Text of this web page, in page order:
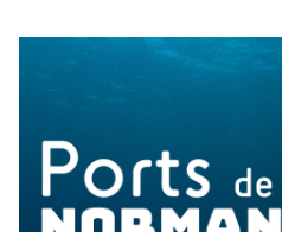
portuaires) et de police
Qui sommes nous ?